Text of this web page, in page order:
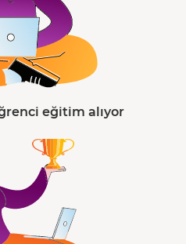
eğitim alıyor